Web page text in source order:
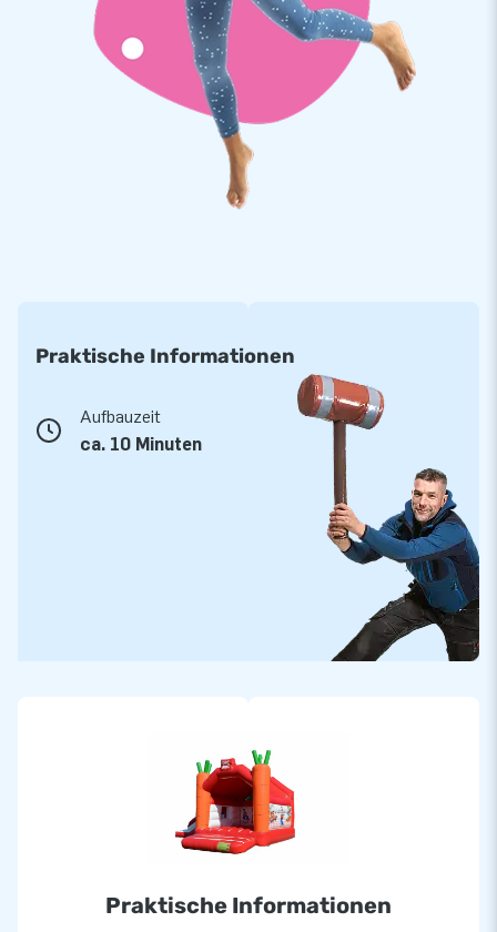
Praktische Informationen
Aufbauzeit
ca. 10 Minuten
Praktische Informationen